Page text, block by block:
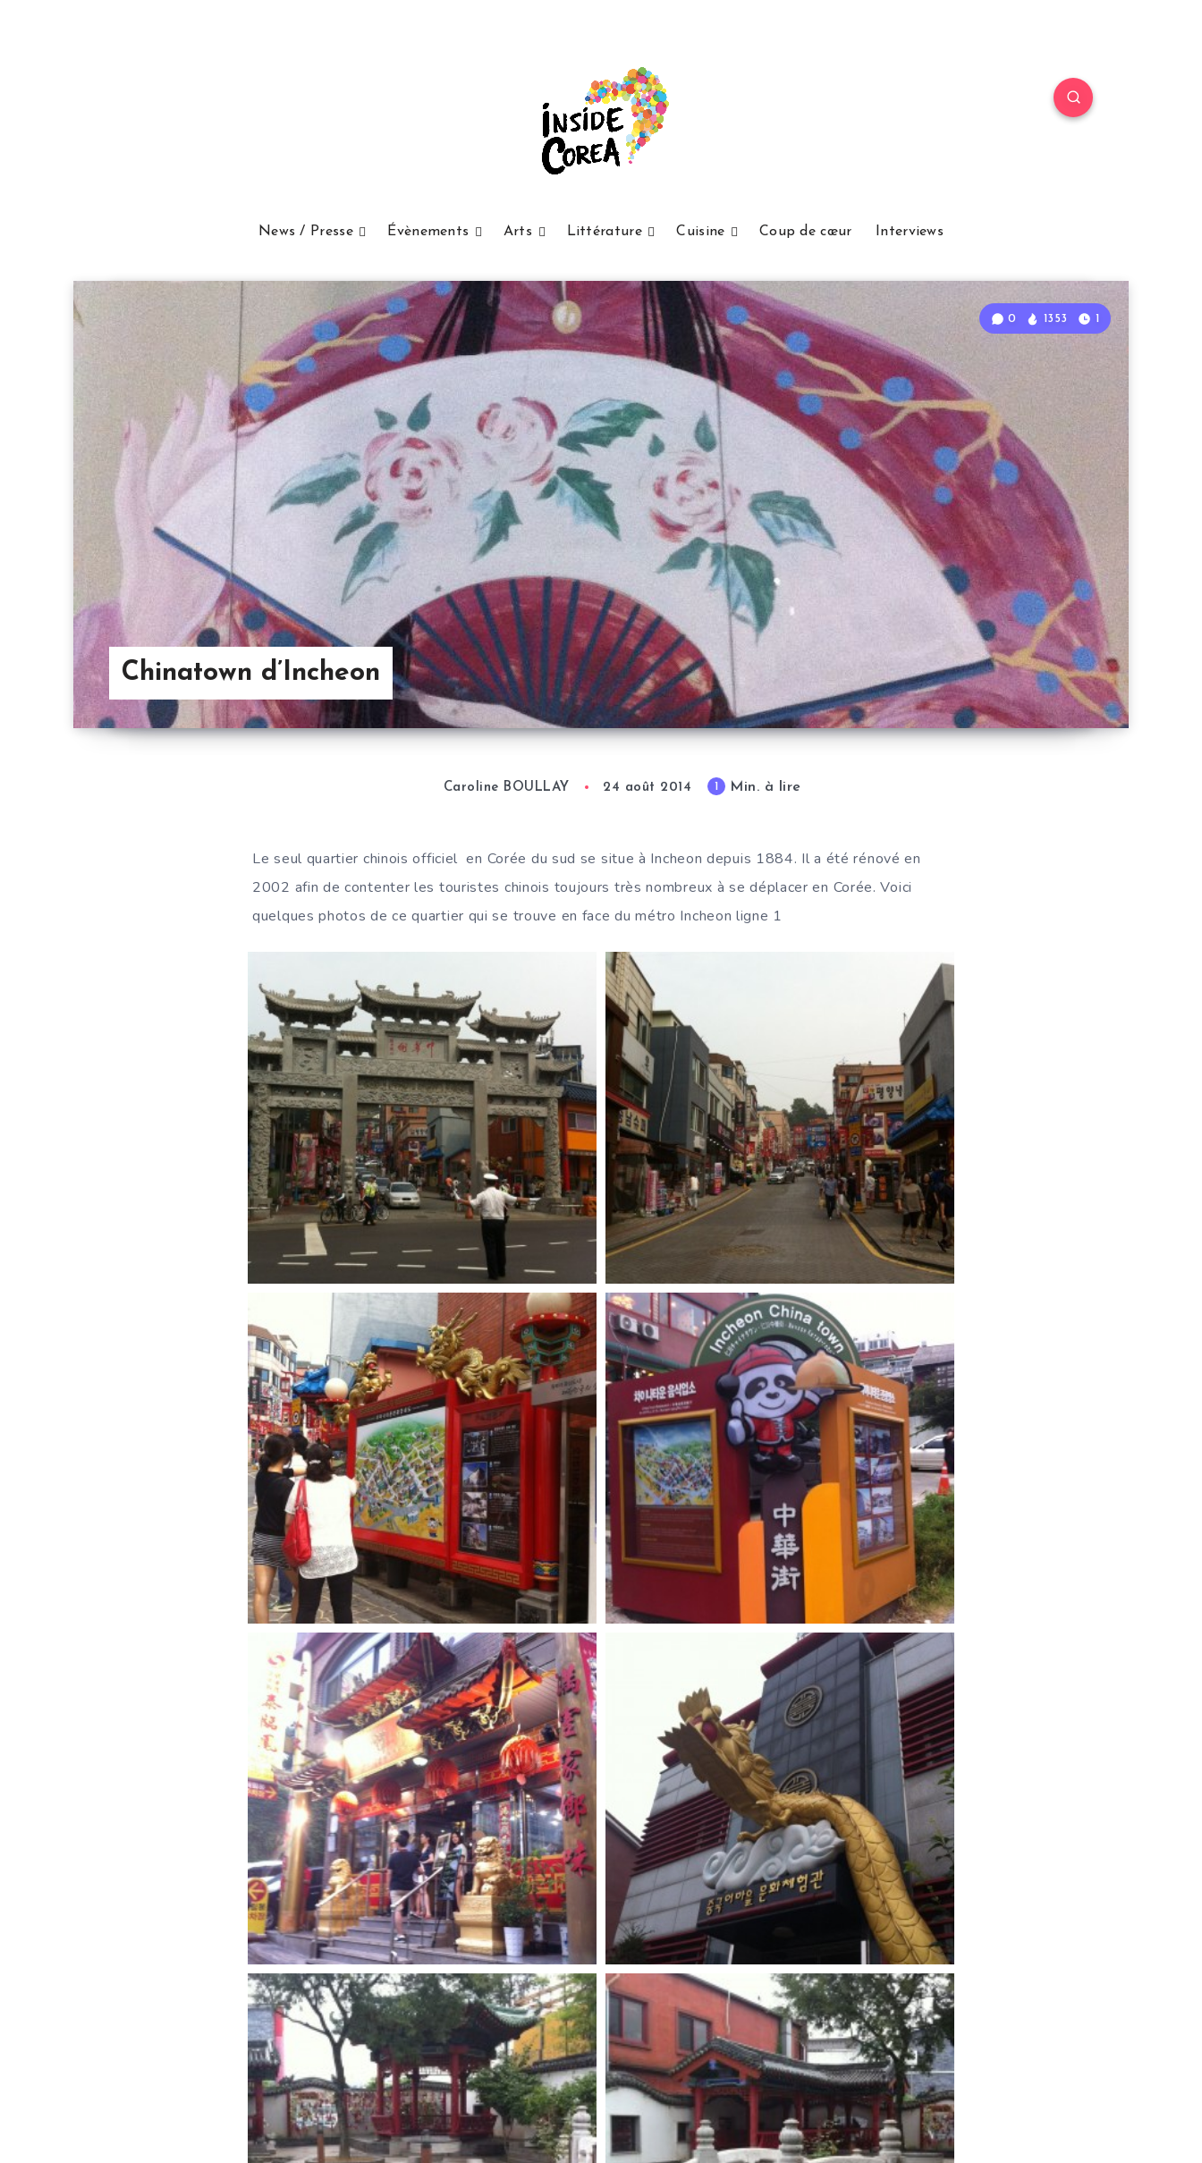
News / Presse Évènements Arts Littérature Cuisine Coup de cœur Interviews
Chinatown d’Incheon
0 1353 1
Caroline BOULLAY 24 août 2014 Min. à lire
Le seul quartier chinois officiel en Corée du sud se situe à Incheon depuis 1884. Il a été rénové en
2002 afin de contenter les touristes chinois toujours très nombreux à se déplacer en Corée. Voici
quelques photos de ce quartier qui se trouve en face du métro Incheon ligne 1